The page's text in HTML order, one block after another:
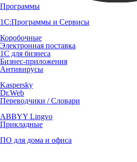
Программы
1С:Программы и Сервисы
Коробочные
Электронная поставка
1С для бизнеса
Бизнес-приложения
Антивирусы
Kaspersky
Dr.Web
Переводчики / Словари
ABBYY Lingvo
Прикладные
ПО для дома и офиса